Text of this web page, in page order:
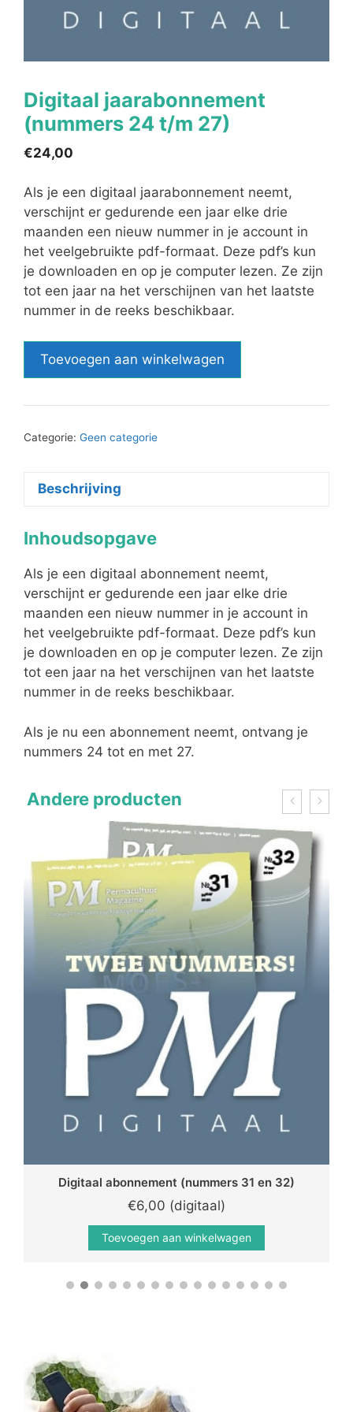
Digitaal jaarabonnement
(nummers 24 t/m 27)
€24,00
Als je een digitaal jaarabonnement neemt,
verschijnt er gedurende een jaar elke drie
maanden een nieuw nummer in je account in
het veelgebruikte pdf-formaat. Deze pdf’s kun
je downloaden en op je computer lezen. Ze zijn
tot een jaar na het verschijnen van het laatste
nummer in de reeks beschikbaar.
jaarabonnement
24
Toevoegen aan winkelwagen
Categorie: Geen categorie
Beschrijving
Inhoudsopgave
Als je een digitaal abonnement neemt,
verschijnt er gedurende een jaar elke drie
maanden een nieuw nummer in je account in
het veelgebruikte pdf-formaat. Deze pdf’s kun
je downloaden en op je computer lezen. Ze zijn
tot een jaar na het verschijnen van het laatste
nummer in de reeks beschikbaar.
Als je nu een abonnement neemt, ontvang je
nummers 24 tot en met 27.
Andere producten
Digitaal abonnement (nummers 31 en 32)
€6,00 (digitaal)
Toevoegen aan winkelwagen